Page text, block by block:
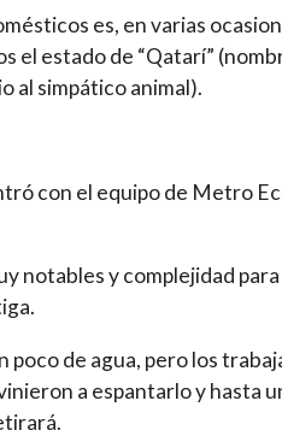
es, en varias
el estado de “Qatarí”
al simpático animal).
con el equipo de Metro
notables y complejidad
poco de agua, pero los
a espantarlo y hasta